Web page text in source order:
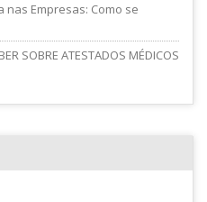
Empresas: Como se
SOBRE ATESTADOS MÉDICOS